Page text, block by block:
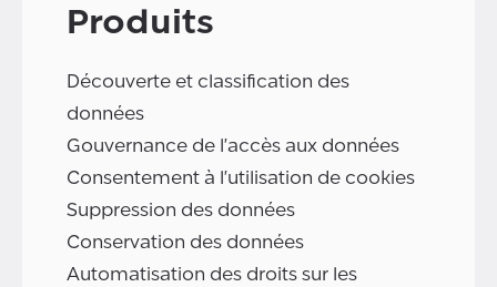
Produits
Découverte et classification des
données
Gouvernance de l'accès aux données
Consentement à l'utilisation de cookies
Suppression des données
Conservation des données
Automatisation des droits sur les